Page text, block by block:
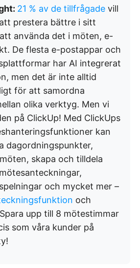
21 % av de tillfrågade vill
prestera bättre i sitt
använda det i möten, e-
De flesta e-postappar och
har AI integrerat
men det är inte alltid
för att samordna
olika verktyg. Men vi
på ClickUp! Med ClickUps
kan
dagordningspunkter,
skapa och tilldela
och mycket mer –
och
upp till 8 mötestimmar
som våra kunder på